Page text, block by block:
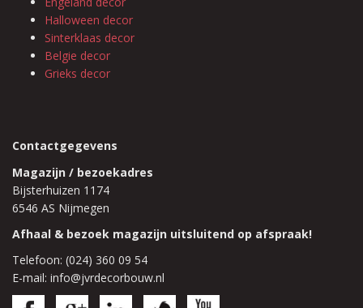
Halloween decor
Sinterklaas decor
Belgie decor
Grieks decor
Contactgegevens
Magazijn / bezoekadres
Bijsterhuizen 1174
6546 AS Nijmegen
Afhaal & bezoek magazijn uitsluitend op afspraak!
Telefoon: (024) 360 09 54
E-mail: info@jvrdecorbouw.nl